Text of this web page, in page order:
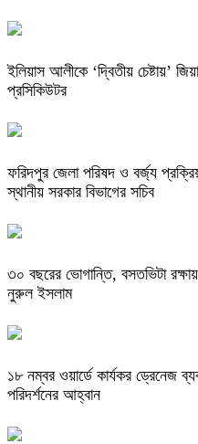
ইলিয়াস আলীকে ‘দ্বিতীয় চেষ্টায়’
প্রসিকিউটর
ফরিদপুর জেলা পরিষদ ও বর্জ্য
স্থানীয় সরকার বিভাগের সচিব
৩০ বছরের ভোগান্তি, বসতভিটা
নুরুল ইসলাম
১৮ নম্বর ওয়ার্ডে কার্যকর ড্রেনেজ
পরিদর্শনের আহ্বান